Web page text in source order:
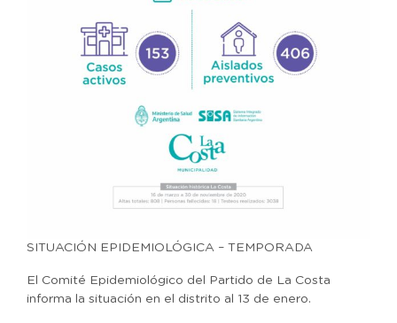
SITUACIÓN EPIDEMIOLÓGICA – TEMPORADA
El Comité Epidemiológico del Partido de La Costa
informa la situación en el distrito al 13 de enero.